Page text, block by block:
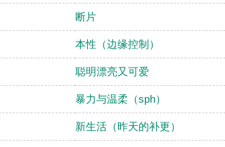
断片
本性（边缘控制）
聪明漂亮又可爱
暴力与温柔（sph）
新生活（昨天的补更）